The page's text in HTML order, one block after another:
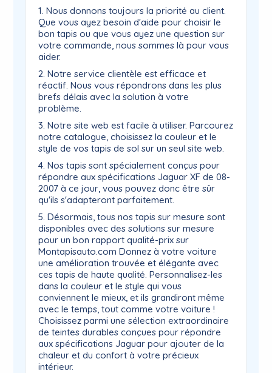
1. Nous donnons toujours la priorité au client.
Que vous ayez besoin d'aide pour choisir le
bon tapis ou que vous ayez une question sur
votre commande, nous sommes là pour vous
aider.
2. Notre service clientèle est efficace et
réactif. Nous vous répondrons dans les plus
brefs délais avec la solution à votre
problème.
3. Notre site web est facile à utiliser. Parcourez
notre catalogue, choisissez la couleur et le
style de vos tapis de sol sur un seul site web.
4. Nos tapis sont spécialement conçus pour
répondre aux spécifications Jaguar XF de 08-
2007 à ce jour, vous pouvez donc être sûr
qu'ils s'adapteront parfaitement.
5. Désormais, tous nos tapis sur mesure sont
disponibles avec des solutions sur mesure
pour un bon rapport qualité-prix sur
Montapisauto.com Donnez à votre voiture
une amélioration trouvée et élégante avec
ces tapis de haute qualité. Personnalisez-les
dans la couleur et le style qui vous
conviennent le mieux, et ils grandiront même
avec le temps, tout comme votre voiture !
Choisissez parmi une sélection extraordinaire
de teintes durables conçues pour répondre
aux spécifications Jaguar pour ajouter de la
chaleur et du confort à votre précieux
intérieur.